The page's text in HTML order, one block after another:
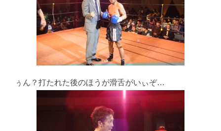
ぅん？打たれた後のほうが滑舌がいぃぞ…